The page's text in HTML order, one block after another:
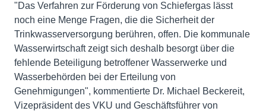
"Das Verfahren zur Förderung von Schiefergas lässt
noch eine Menge Fragen, die die Sicherheit der
Trinkwasserversorgung berühren, offen. Die kommunale
Wasserwirtschaft zeigt sich deshalb besorgt über die
fehlende Beteiligung betroffener Wasserwerke und
Wasserbehörden bei der Erteilung von
Genehmigungen", kommentierte Dr. Michael Beckereit,
Vizepräsident des VKU und Geschäftsführer von